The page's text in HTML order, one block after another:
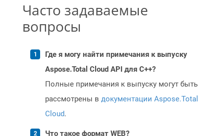
Часто задаваемые
вопросы
Где я могу найти примечания к выпуску
Aspose.Total Cloud API для C++?
Полные примечания к выпуску могут быть
рассмотрены в документации Aspose.Total
Cloud.
Что такое формат WEB?